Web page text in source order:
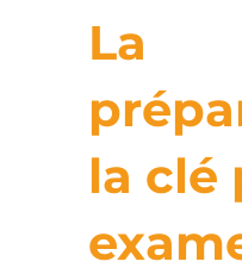
La
la clé